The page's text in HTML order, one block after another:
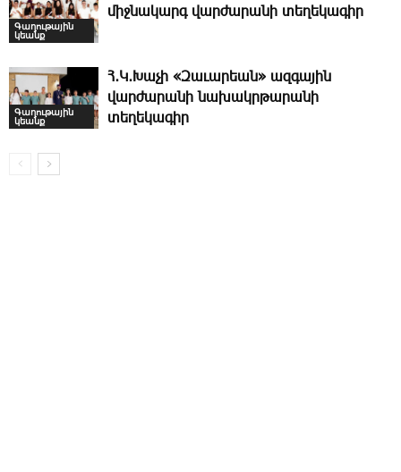
Գաղութային
կեանք
միջնակարգ վարժարանի տեղեկագիր
Գաղութային
կեանք
Հ․Կ․Խաչի «Զաւարեան» ազգային
վարժարանի նախակրթարանի
տեղեկագիր